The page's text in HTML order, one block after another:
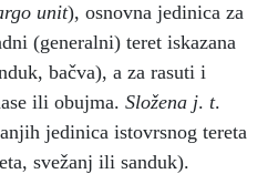
unit), osnovna jedinica za
(generalni) teret iskazana
bačva), a za rasuti i
ili obujma. Složena j. t.
jedinica istovrsnog tereta
svežanj ili sanduk).